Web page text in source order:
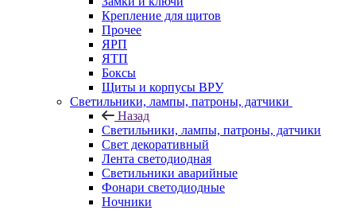
Крепление для щитов
Прочее
ЯРП
ЯТП
Боксы
Щиты и корпусы ВРУ
Светильники, лампы, патроны, датчики
Назад
Светильники, лампы, патроны, датчики
Свет декоративный
Лента светодиодная
Светильники аварийные
Фонари светодиодные
Ночники